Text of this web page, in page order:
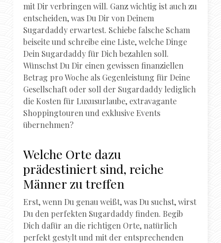
mit Dir verbringen will. Ganz wichtig ist auch zu
entscheiden, was Du Dir von Deinem
Sugardaddy erwartest. Schiebe falsche Scham
beiseite und schreibe eine Liste, welche Dinge
Dein Sugardaddy für Dich bezahlen soll.
Wünschst Du Dir einen gewissen finanziellen
Betrag pro Woche als Gegenleistung für Deine
Gesellschaft oder soll der Sugardaddy lediglich
die Kosten für Luxusurlaube, extravagante
Shoppingtouren und exklusive Events
übernehmen?
Welche Orte dazu
prädestiniert sind, reiche
Männer zu treffen
Erst, wenn Du genau weißt, was Du suchst, wirst
Du den perfekten Sugardaddy finden. Begib
Dich dafür an die richtigen Orte, natürlich
perfekt gestylt und mit der entsprechenden